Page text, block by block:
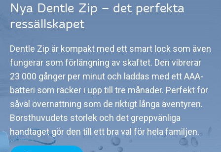
Nya Dentle Zip – det perfekta
ressällskapet
Dentle Zip är kompakt med ett smart lock som även
fungerar som förlängning av skaftet. Den vibrerar
23 000 gånger per minut och laddas med ett AAA-
batteri som räcker i upp till tre månader. Perfekt för
såväl övernattning som de riktigt långa äventyren.
Borsthuvudets storlek och det greppvänliga
handtaget gör den till ett bra val för hela familjen.